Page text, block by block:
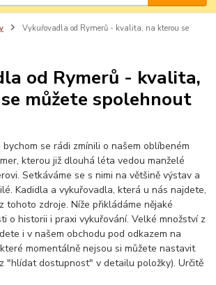
Vykuřovadla od Rymerů - kvalita, na kterou se
od Rymerů - kvalita,
můžete spolehnout
se rádi zmínili o našem oblíbeném
kterou již dlouhá léta vedou manželé
Setkáváme se s nimi na většině výstav a
Kadidla a vykuřovadla, která u nás najdete,
tohoto zdroje. Níže přikládáme nějaké
o historii i praxi vykuřování. Velké množství z
i v našem obchodu pod odkazem na
momentálně nejsou si můžete nastavit
"hlídat dostupnost" v detailu položky). Určitě